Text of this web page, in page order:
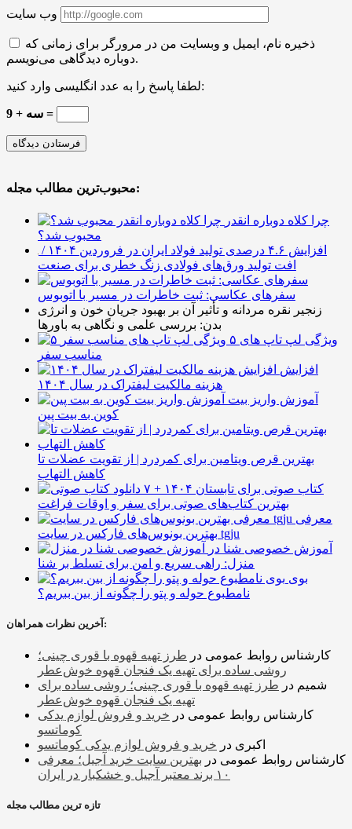
وب سایت
ذخیره نام، ایمیل و وبسایت من در مرورگر برای زمانی که
دوباره دیدگاهی می‌نویسم.
لطفا پاسخ را به عدد انگلیسی وارد کنید:
9 + سه =
محبوب‌ترین مطالب مجله:
چرا کلاه دوباره انقدر
محبوب شد؟
افزایش ۴.۶ درصدی تولید فولاد ایران در فروردین ۱۴۰۴ /
افت تولید ورق‌های فولادی زنگ خطری برای صنعت
سفرهای عکاسی: ثبت خاطرات در مسیر با اتوبوس
زنجیر نقره مردانه و تأثیر آن بر بهبود جریان خون و انرژی
بدن: بررسی علمی و نگاهی به باورها
۵ ویژگی لپ تاپ های
مناسب سفر
افزایش
هزینه مالکیت لیفتراک در سال ۱۴۰۴
آموزش واریز بیت
کوین به بیت پین
بهترین قرص ویتامین برای کمردرد | از تقویت عضلات تا
کاهش التهاب
۷ کتاب صوتی برای تابستان ۱۴۰۴ +
بهترین کتاب‌های صوتی برای سفر و اوقات فراغت
معرفی
بهترین بونوس‌های فارکس در سایت tgju
آموزش خصوصی شنا در
منزل: راهی سریع و امن برای تسلط بر شنا
بوی
نامطبوع حوله و پتو را چگونه از بین ببریم؟
آخرین نظرات همراهان:
کارشناس روابط عمومی در طرز تهیه قهوه با قوری چینی؛
روشی ساده برای تهیه یک فنجان قهوه خوش‌عطر
شمیم در طرز تهیه قهوه با قوری چینی؛ روشی ساده برای
تهیه یک فنجان قهوه خوش‌عطر
کارشناس روابط عمومی در خرید و فروش لوازم یدکی
کوماتسو
اکبری در خرید و فروش لوازم یدکی کوماتسو
کارشناس روابط عمومی در بهترین سایت خرید آجیل؛ معرفی
۱۰ برند معتبر آجیل و خشکبار در ایران
تازه ترین مطالب مجله